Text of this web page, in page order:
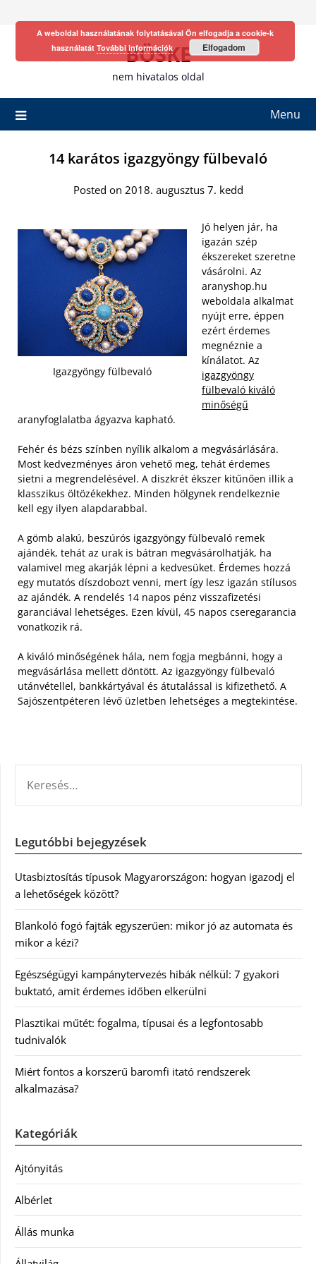
BÖSKE
nem hivatalos oldal
Menu
14 karátos igazgyöngy fülbevaló
Posted on 2018. augusztus 7. kedd
Igazgyöngy fülbevaló
Jó helyen jár, ha
igazán szép
ékszereket szeretne
vásárolni. Az
aranyshop.hu
weboldala alkalmat
nyújt erre, éppen
ezért érdemes
megnéznie a
kínálatot. Az
igazgyöngy
fülbevaló kiváló
minőségű
aranyfoglalatba ágyazva kapható.
Fehér és bézs színben nyílik alkalom a megvásárlására.
Most kedvezményes áron vehető meg, tehát érdemes
sietni a megrendelésével. A diszkrét ékszer kitűnően illik a
klasszikus öltözékekhez. Minden hölgynek rendelkeznie
kell egy ilyen alapdarabbal.
A gömb alakú, beszúrós igazgyöngy fülbevaló remek
ajándék, tehát az urak is bátran megvásárolhatják, ha
valamivel meg akarják lépni a kedvesüket. Érdemes hozzá
egy mutatós díszdobozt venni, mert így lesz igazán stílusos
az ajándék. A rendelés 14 napos pénz visszafizetési
garanciával lehetséges. Ezen kívül, 45 napos cseregarancia
vonatkozik rá.
A kiváló minőségének hála, nem fogja megbánni, hogy a
megvásárlása mellett döntött. Az igazgyöngy fülbevaló
utánvétellel, bankkártyával és átutalással is kifizethető. A
Sajószentpéteren lévő üzletben lehetséges a megtekintése.
Legutóbbi bejegyzések
Utasbiztosítás típusok Magyarországon: hogyan igazodj el
a lehetőségek között?
Blankoló fogó fajták egyszerűen: mikor jó az automata és
mikor a kézi?
Egészségügyi kampánytervezés hibák nélkül: 7 gyakori
buktató, amit érdemes időben elkerülni
Plasztikai műtét: fogalma, típusai és a legfontosabb
tudnivalók
Miért fontos a korszerű baromfi itató rendszerek
alkalmazása?
Kategóriák
Ajtónyitás
Albérlet
Állás munka
A weboldal használatának folytatásával Ön elfogadja a cookie-k
használatát További információk Elfogadom